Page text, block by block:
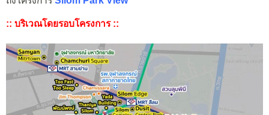
:: บริเวณโดยรอบโครงการ ::